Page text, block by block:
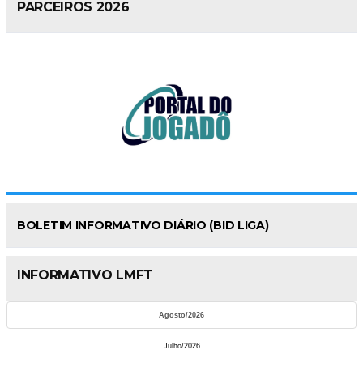
PARCEIROS 2026
BOLETIM INFORMATIVO DIÁRIO (BID LIGA)
INFORMATIVO LMFT
Agosto/2026
Julho/2026